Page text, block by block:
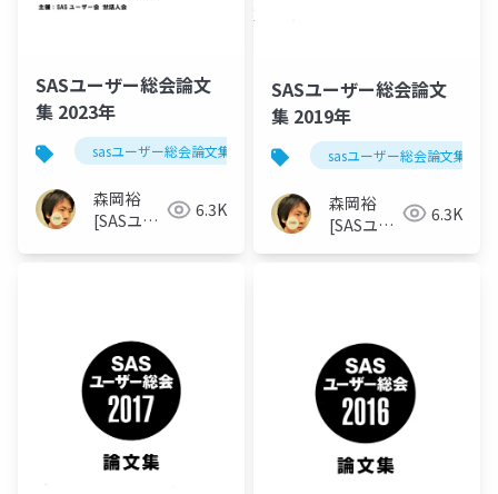
SASユーザー総会論文
集 2023年
sasユーザー総会論文集 2023年
森岡裕
[SASユー
6.3K
SASユーザー総会論文
集 2019年
sasユーザー総会論文集
森岡裕
[SASユー
6.3K